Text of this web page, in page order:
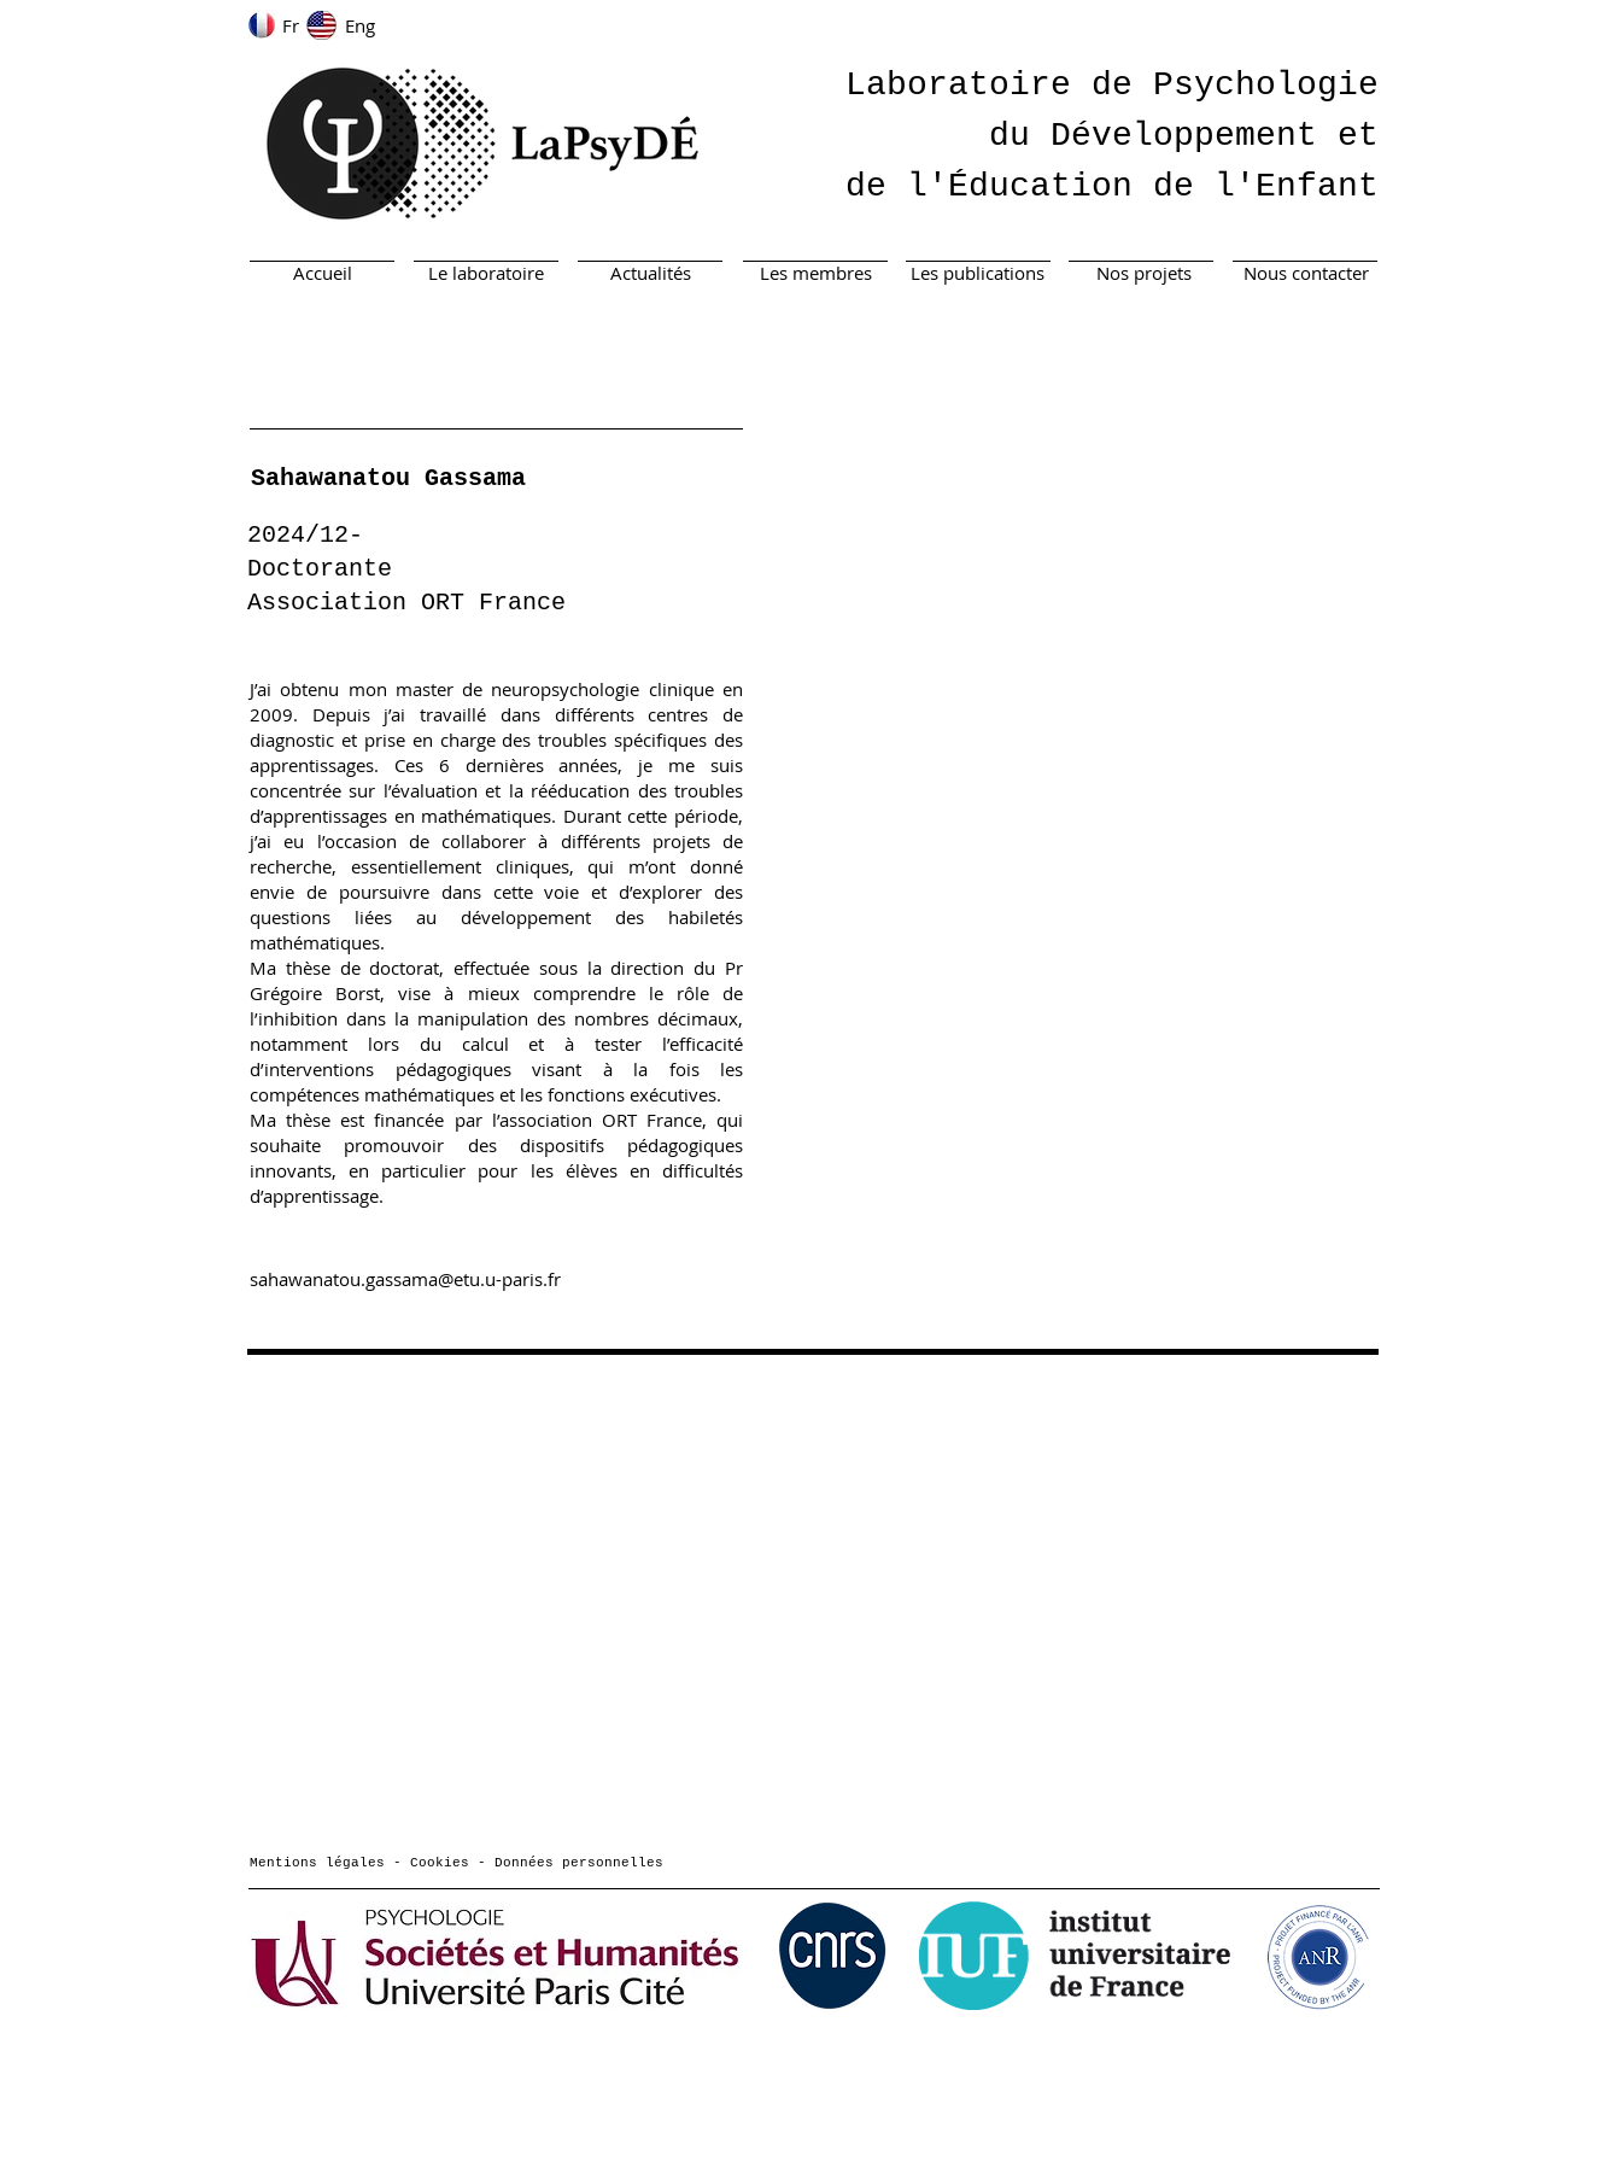
Fr Eng
Laboratoire de Psychologie
du Développement et
de l'Éducation de l'Enfant
Accueil Le laboratoire Les membres
Actualités Nous contacter
Nos projets
Les publications
Sahawanatou Gassama
2024/12-
Doctorante
Association ORT France
J’ai obtenu mon master de neuropsychologie clinique en
2009. Depuis j’ai travaillé dans différents centres de
diagnostic et prise en charge des troubles spécifiques des
apprentissages. Ces 6 dernières années, je me suis
concentrée sur l’évaluation et la rééducation des troubles
d’apprentissages en mathématiques. Durant cette période,
j’ai eu l’occasion de collaborer à différents projets de
recherche, essentiellement cliniques, qui m’ont donné
envie de poursuivre dans cette voie et d’explorer des
questions liées au développement des habiletés
mathématiques.
Ma thèse de doctorat, effectuée sous la direction du Pr
Grégoire Borst, vise à mieux comprendre le rôle de
l’inhibition dans la manipulation des nombres décimaux,
notamment lors du calcul et à tester l’efficacité
d’interventions pédagogiques visant à la fois les
compétences mathématiques et les fonctions exécutives.
Ma thèse est financée par l’association ORT France, qui
souhaite promouvoir des dispositifs pédagogiques
innovants, en particulier pour les élèves en difficultés
d’apprentissage.
sahawanatou.gassama@etu.u-paris.fr
Mentions légales - Cookies - Données personnelles